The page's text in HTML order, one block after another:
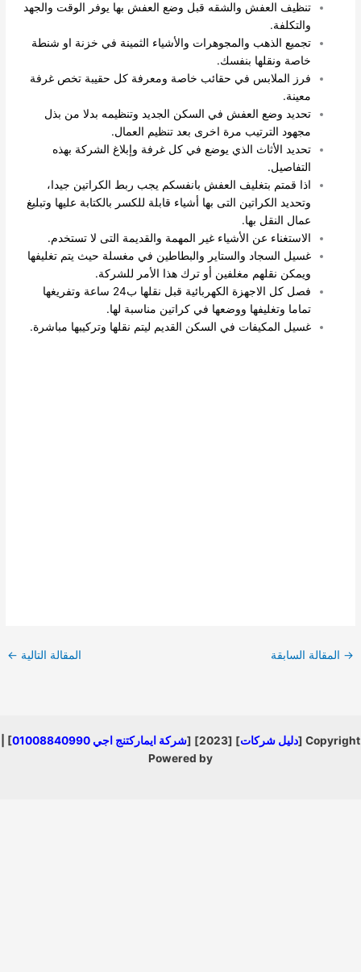
تنظيف العفش والشقه قبل وضع العفش بها يوفر الوقت والجهد
والتكلفة.
تجميع الذهب والمجوهرات والأشياء الثمينة في خزنة او شنطة
خاصة ونقلها بنفسك.
فرز الملابس في حقائب خاصة ومعرفة كل حقيبة تخص غرفة
معينة.
تحديد وضع العفش في السكن الجديد وتنظيمه بدلا من بذل
مجهود الترتيب مرة اخرى بعد تنظيم العمال.
تحديد الأثاث الذي يوضع في كل غرفة وإبلاغ الشركة بهذه
التفاصيل.
اذا قمتم بتغليف العفش بانفسكم يجب ربط الكراتين جيدا،
وتحديد الكراتين التى بها أشياء قابلة للكسر بالكتابة عليها وتبليغ
عمال النقل بها.
الاستغناء عن الأشياء غير المهمة والقديمة التى لا تستخدم.
غسيل السجاد والستاير والبطاطين في مغسلة حيث يتم تغليفها
ويمكن نقلهم مغلفين أو ترك هذا الأمر للشركة.
فصل كل الاجهزة الكهربائية قبل نقلها ب24 ساعة وتفريغها
تماما وتغليفها ووضعها في كراتين مناسبة لها.
غسيل المكيفات في السكن القديم ليتم نقلها وتركيبها مباشرة.
السابقة المقالة التالية←
دليل شركات] [2023] [ شركة ايماركتنج اجي 01008840990
] |
Powered by